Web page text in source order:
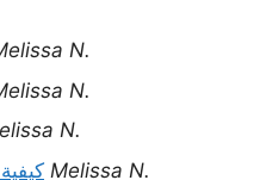
N.
N.
N.
Melissa N.